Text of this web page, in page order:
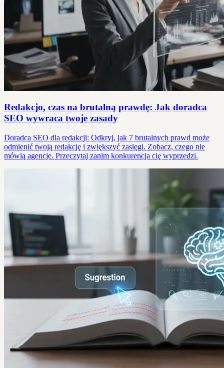
Redakcjo, czas na brutalną prawdę: Jak doradca
SEO wywraca twoje zasady
Doradca SEO dla redakcji: Odkryj, jak 7 brutalnych prawd może
odmienić twoją redakcję i zwiększyć zasięgi. Zobacz, czego nie
mówią agencje. Przeczytaj zanim konkurencja cię wyprzedzi.